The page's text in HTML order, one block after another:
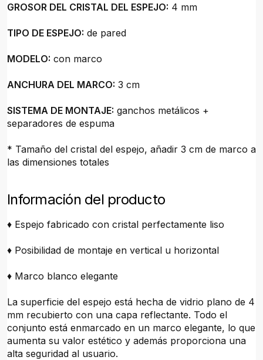
GROSOR DEL CRISTAL DEL ESPEJO: 4 mm
TIPO DE ESPEJO: de pared
MODELO: con marco
ANCHURA DEL MARCO: 3 cm
SISTEMA DE MONTAJE: ganchos metálicos +
separadores de espuma
* Tamaño del cristal del espejo, añadir 3 cm de marco a
las dimensiones totales
Información del producto
♦ Espejo fabricado con cristal perfectamente liso
♦ Posibilidad de montaje en vertical u horizontal
♦ Marco blanco elegante
La superficie del espejo está hecha de vidrio plano de 4
mm recubierto con una capa reflectante. Todo el
conjunto está enmarcado en un marco elegante, lo que
aumenta su valor estético y además proporciona una
alta seguridad al usuario.